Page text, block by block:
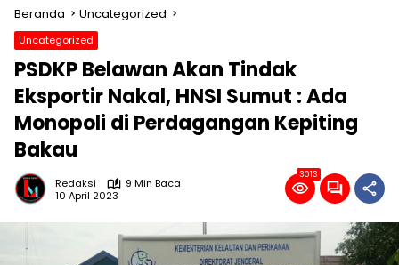
Beranda Uncategorized
Uncategorized
PSDKP Belawan Akan Tindak
Eksportir Nakal, HNSI Sumut : Ada
Monopoli di Perdagangan Kepiting
Bakau
Redaksi
9 Min Baca
10 April 2023
3013